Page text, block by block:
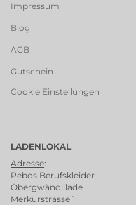
Impressum
Blog
AGB
Gutschein
Cookie Einstellungen
LADENLOKAL
Adresse:
Pebos Berufskleider
Öbergwändlilade
Merkurstrasse 1